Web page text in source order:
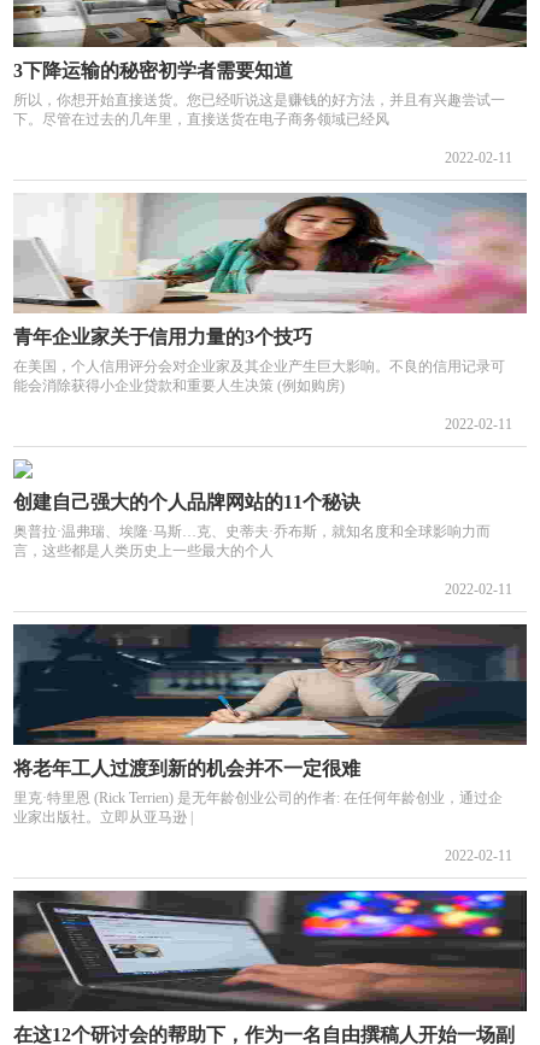
3下降运输的秘密初学者需要知道
所以，你想开始直接送货。您已经听说这是赚钱的好方法，并且有兴趣尝试一
下。尽管在过去的几年里，直接送货在电子商务领域已经风
2022-02-11
青年企业家关于信用力量的3个技巧
在美国，个人信用评分会对企业家及其企业产生巨大影响。不良的信用记录可
能会消除获得小企业贷款和重要人生决策 (例如购房)
2022-02-11
创建自己强大的个人品牌网站的11个秘诀
奥普拉·温弗瑞、埃隆·马斯…克、史蒂夫·乔布斯，就知名度和全球影响力而
言，这些都是人类历史上一些最大的个人
2022-02-11
将老年工人过渡到新的机会并不一定很难
里克·特里恩 (Rick Terrien) 是无年龄创业公司的作者: 在任何年龄创业，通过企
业家出版社。立即从亚马逊 |
2022-02-11
在这12个研讨会的帮助下，作为一名自由撰稿人开始一场副